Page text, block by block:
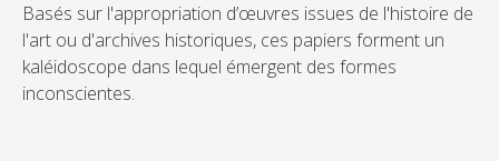
Basés sur l'appropriation d’œuvres issues de l'histoire de
l'art ou d'archives historiques, ces papiers forment un
kaléidoscope dans lequel émergent des formes
inconscientes.